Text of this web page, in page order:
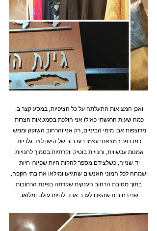
ואכן המציאות התעלתה על כל הציפיות, במסע קצר בן
כמה שעות הרגשתי כאילו אני הולכת בסמטאות הצרות
מרוצפות אבן מימי הביניים, רק אני והרחוב השוקק וממש
כמו בפריז מצאתי עצמי בערבוב של הישן לצד גלריות
אמנות עכשווית, וחנויות בוטיק יוקרתיות בסמוך לחנויות
יד-שנייה, כשלצידם מספר להקות חיות שפיזרו חיות
ושמחה לכל המוני האנשים שהגיעו ומילאו את בתי הקפה,
בתוך מסיבת הרחוב הענקית שקרתה בפינת הרחובות.
שני רחובות שהפכו לערב אחד להיות עולם ומלואו.